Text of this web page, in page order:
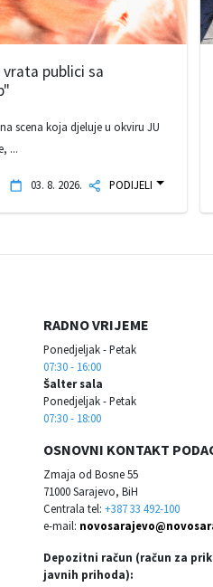
publici sa
scena koja djeluje u okviru JU
...
03. 8. 2026. PODIJELI
RADNO VRIJEME
Ponedjeljak - Petak
07:30 - 16:00
Šalter sala
Ponedjeljak - Petak
07:30 - 18:00
OSNOVNI KONTAKT
Zmaja od Bosne 55
71000 Sarajevo, BiH
Centrala tel: +387 33 492-100
e-mail:
Depozitni račun (račun za
javnih prihoda):